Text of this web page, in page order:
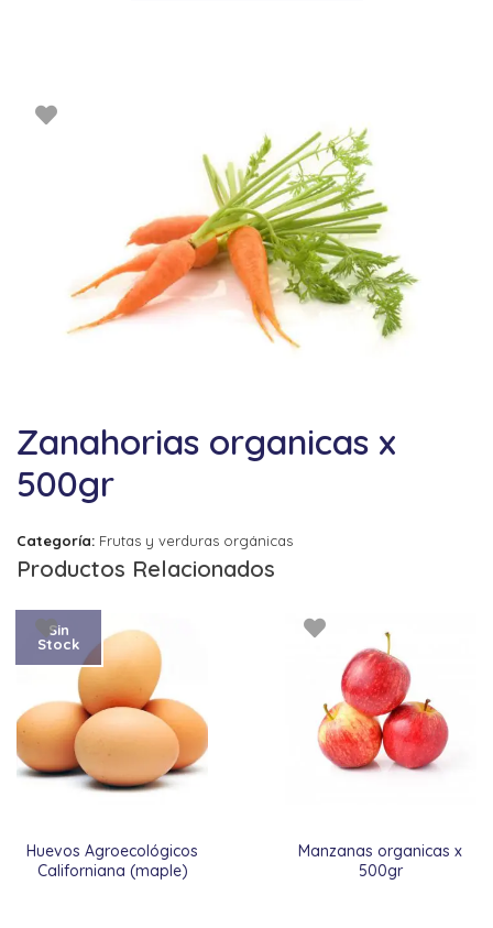
Zanahorias organicas x
500gr
Categoría: Frutas y verduras orgánicas
Productos Relacionados
Huevos Agroecológicos
Californiana (maple)
Sin
Stock
Manzanas organicas x
500gr